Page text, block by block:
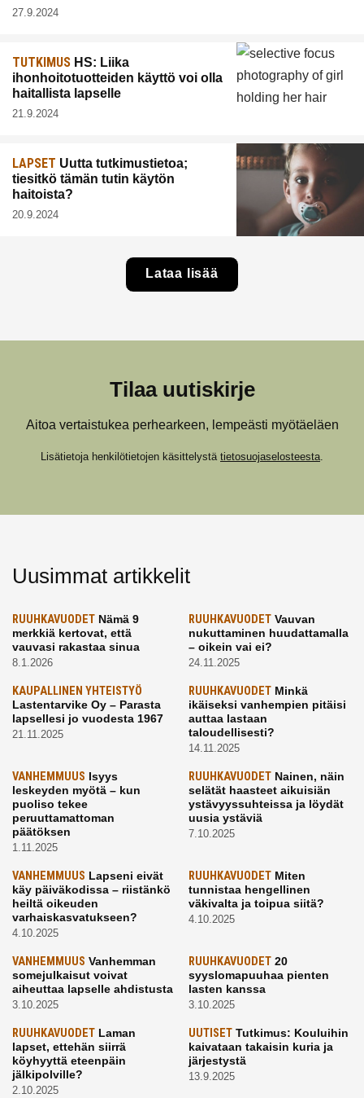
27.9.2024
TUTKIMUS HS: Liika
ihonhoitotuotteiden käyttö voi olla
haitallista lapselle
21.9.2024
LAPSET Uutta tutkimustietoa;
tiesitkö tämän tutin käytön
haitoista?
20.9.2024
Lataa lisää
Tilaa uutiskirje
Aitoa vertaistukea perhearkeen, lempeästi myötäeläen
Lisätietoja henkilötietojen käsittelystä tietosuojaselosteesta.
Uusimmat artikkelit
RUUHKAVUODET Nämä 9
merkkiä kertovat, että
vauvasi rakastaa sinua
8.1.2026
RUUHKAVUODETVauvan
nukuttaminen huudattamalla
– oikein vai ei?
24.11.2025
KAUPALLINEN YHTEISTYÖ
Lastentarvike Oy – Parasta
lapsellesi jo vuodesta 1967
21.11.2025
RUUHKAVUODETMinkä
ikäiseksi vanhempien pitäisi
auttaa lastaan
taloudellisesti?
14.11.2025
VANHEMMUUS Isyys
leskeyden myötä – kun
puoliso tekee
peruuttamattoman
päätöksen
1.11.2025
RUUHKAVUODETNainen, näin
selätät haasteet aikuisiän
ystävyyssuhteissa ja löydät
uusia ystäviä
7.10.2025
VANHEMMUUS Lapseni eivät
käy päiväkodissa – riistänkö
heiltä oikeuden
varhaiskasvatukseen?
4.10.2025
RUUHKAVUODETMiten
tunnistaa hengellinen
väkivalta ja toipua siitä?
4.10.2025
VANHEMMUUS Vanhemman
somejulkaisut voivat
aiheuttaa lapselle ahdistusta
3.10.2025
RUUHKAVUODET20
syyslomapuuhaa pienten
lasten kanssa
3.10.2025
RUUHKAVUODET Laman
lapset, ettehän siirrä
köyhyyttä eteenpäin
jälkipolville?
2.10.2025
UUTISETTutkimus: Kouluihin
kaivataan takaisin kuria ja
järjestystä
13.9.2025